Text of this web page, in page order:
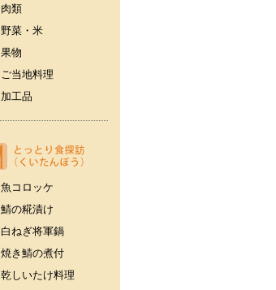
肉類
野菜・米
果物
ご当地料理
加工品
魚コロッケ
鯖の糀漬け
白ねぎ将軍鍋
焼き鯖の煮付
乾しいたけ料理